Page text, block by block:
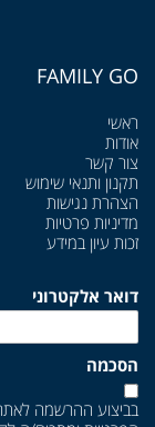
FAMILY GO
ראשי
אודות
צור קשר
תקנון ותנאי שימוש
הצהרת נגישות
מדיניות פרטיות
זכות עיון במידע
דואר אלקטרוני
הסכמה
בביצוע ההרשמה